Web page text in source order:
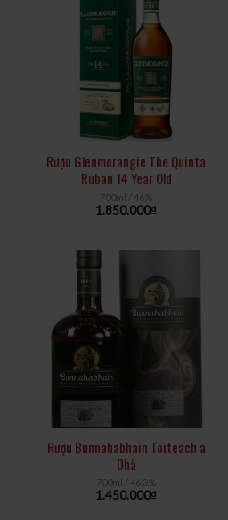
Rượu Glenmorangie The Quinta
Ruban 14 Year Old
700ml / 46%
1.850.000₫
Rượu Bunnahabhain Toiteach a
Dhà
700ml / 46,3%
1.450.000₫